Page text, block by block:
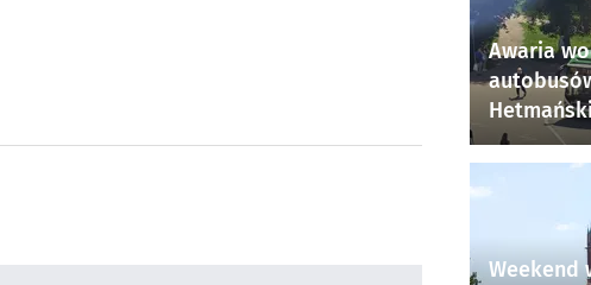
Awaria
Weekend